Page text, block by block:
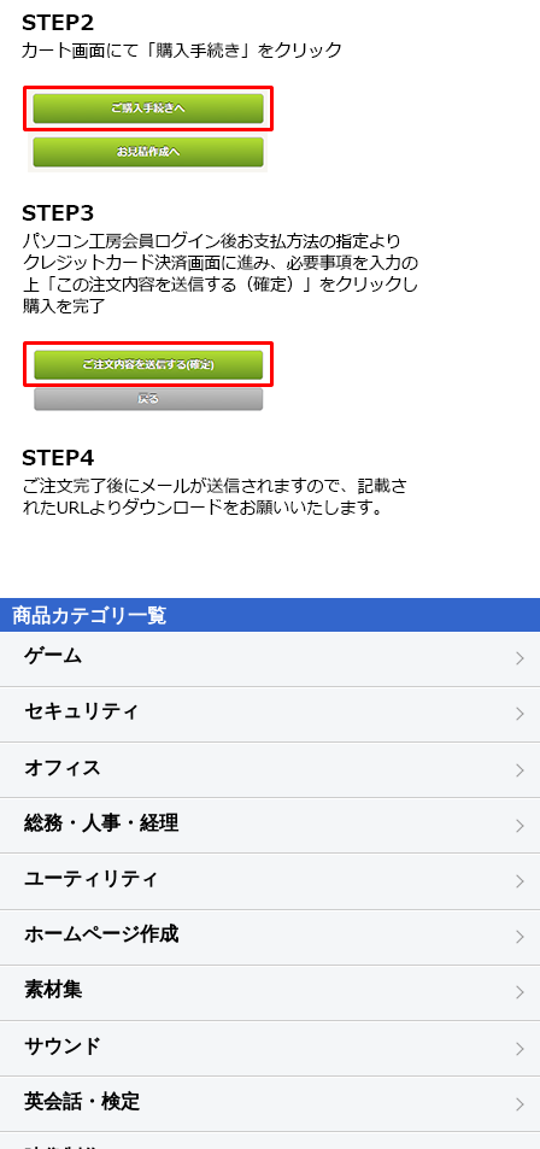
■サポート窓口■
ロゴヴィスタ株式会社サポートセンターにてお受け致します。
http://www.logovista.co.jp/lverp/information/support/
合せフォームをご用意しています。
Eメール ：lvej@logovista.co.jp/ FAX ： 042-338-1791 / 電話 ：
042-338-1792
業日を除く
に限り作成することができます。
第３条（ライセンス認証）
本ソフトウェアのご使用にあたりライセンス認証手続が必要な場合
があります。この場合、お客様は適切にライセンス認証手続を実施
していただくものとします。お客様が適切にライセンス認証手続を
実施されない場合、本ソフトウェアのご使用が制限されることがあ
第４条（辞書、辞典等のコンテンツの使用条件）
１．本ソフトウェアに含まれる辞書、辞典等のコンテンツ（以下
「本件コンテンツ」といいます）に係る著作権その他一切の権利
は、ロゴヴィスタまたは本件コンテンツの提供元に帰属します。
２．お客様は、本件コンテンツの全部または一部を、著作権法上許
された範囲内に限って利用することができるものとし、著作権法上
許された範囲を超えて本件コンテンツを複製、翻案、翻訳、転載、
頒布、公衆送信（送信可能化を含む）その他一切の利用をしてはな
３．ロゴヴィスタは、本件コンテンツの著作権保護を目的として、
本件コンテンツを複製、印刷等できる範囲や回数等につき一定の技
術的制限を設けることがあります。ただし、これは、当該技術的制
らず、お客様は、あくまで前項の範囲内に限って本件コンテンツを
利用することができるものとします。
第５条（禁止事項）
除き、以下の行為を行ってはならないものとします。
(1) 本製品の全部または一部の複製、翻案、公衆送信（送信可能化
を含む）、貸与、譲渡、レンタル、疑似レンタル行為、再使用許
諾、中古品取引
(2) 本ソフトウェアの解析、リバースエンジニアリング、逆コンパ
(3) １台のコンピュータを同時に使用または共有可能なシステムに
(4) ネットワークを経由して第三者に本ソフトウェアを使用させる
こと
こと
(6) 本ソフトウェアを有償で第三者に使用させること、及び本ソフ
トウェアを商用サービスに組み込むこと
(7) ロゴヴィスタからお客様に提供する顧客や製品の識別情報（ユ
ーザーID、シリアル番号等）の第三者への開示、提供
商品カテゴリ一覧
ゲーム
セキュリティ
オフィス
総務・人事・経理
ユーティリティ
ホームページ作成
素材集
サウンド
英会話・検定